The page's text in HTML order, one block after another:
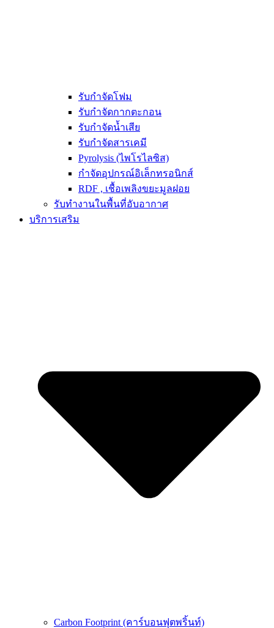
รับกำจัดโฟม
รับกำจัดกากตะกอน
รับกำจัดน้ำเสีย
รับกำจัดสารเคมี
Pyrolysis (ไพโรไลซิส)
กำจัดอุปกรณ์อิเล็กทรอนิกส์
RDF , เชื้อเพลิงขยะมูลฝอย
รับทำงานในพื้นที่อับอากาศ
บริการเสริม
Carbon Footprint (คาร์บอนฟุตพริ้นท์)